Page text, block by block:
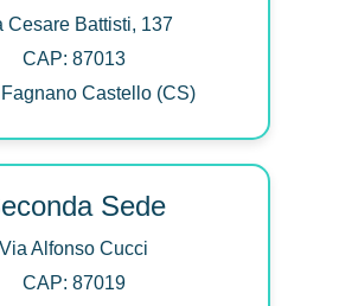
Cesare Battisti, 137
CAP: 87013
Castello (CS)
Sede
Via Alfonso Cucci
CAP: 87019